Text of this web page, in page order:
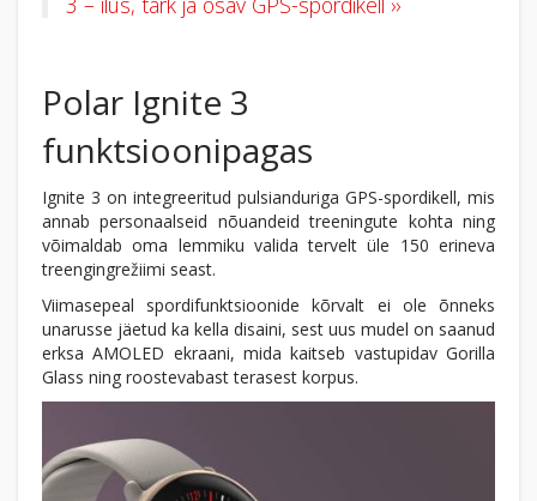
Polar Ignite 3
funktsioonipagas
Ignite 3 on integreeritud pulsianduriga GPS-spordikell, mis
annab personaalseid nõuandeid treeningute kohta ning
võimaldab oma lemmiku valida tervelt üle 150 erineva
treengingrežiimi seast.
Viimasepeal spordifunktsioonide kõrvalt ei ole õnneks
unarusse jäetud ka kella disaini, sest uus mudel on saanud
erksa AMOLED ekraani, mida kaitseb vastupidav Gorilla
Glass ning roostevabast terasest korpus.